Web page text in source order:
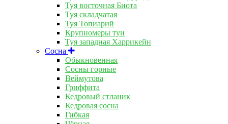
Туя восточная Биота
Туя складчатая
Туя Топиарий
Крупномеры туи
Туя западная Харрикейн
Сосна
Обыкновенная
Сосны горные
Веймутова
Гриффита
Кедровый стланик
Кедровая сосна
Гибкая